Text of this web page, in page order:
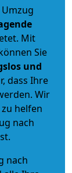
Mit
Sie
und
dass Ihre
Wir
helfen
nach
nach